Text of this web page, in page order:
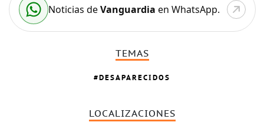
Noticias deVanguardia en WhatsApp.
TEMAS
DESAPARECIDOS
LOCALIZACIONES